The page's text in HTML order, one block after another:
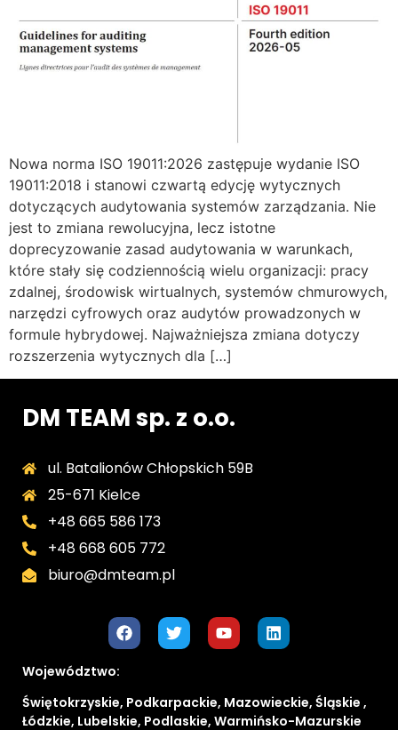
Nowa norma ISO 19011:2026 zastępuje wydanie ISO
19011:2018 i stanowi czwartą edycję wytycznych
dotyczących audytowania systemów zarządzania. Nie
jest to zmiana rewolucyjna, lecz istotne
doprecyzowanie zasad audytowania w warunkach,
które stały się codziennością wielu organizacji: pracy
zdalnej, środowisk wirtualnych, systemów chmurowych,
narzędzi cyfrowych oraz audytów prowadzonych w
formule hybrydowej. Najważniejsza zmiana dotyczy
rozszerzenia wytycznych dla […]
DM TEAM sp. z o.o.
ul. Batalionów Chłopskich 59B
25-671 Kielce
+48 665 586 173
+48 668 605 772
biuro@dmteam.pl
Województwo:
Świętokrzyskie, Podkarpackie, Mazowieckie, Śląskie ,
Łódzkie, Lubelskie, Podlaskie, Warmińsko-Mazurskie